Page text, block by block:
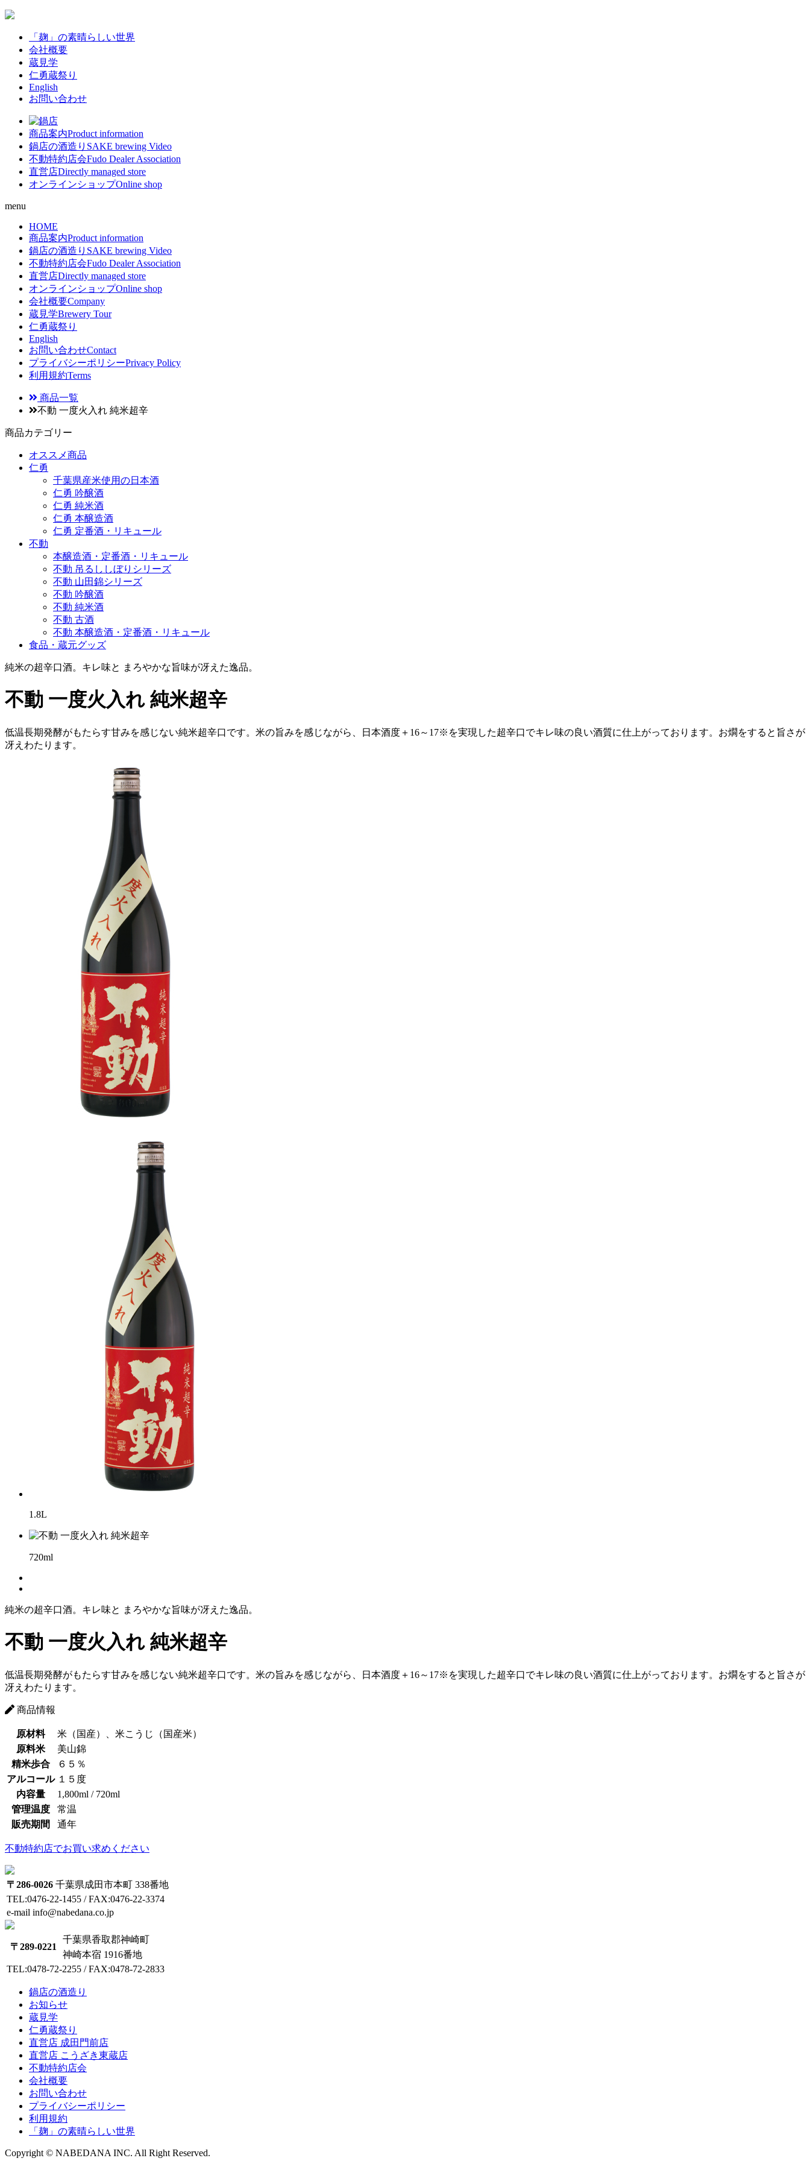
「麹」の素晴らしい世界
会社概要
蔵見学
仁勇蔵祭り
English
お問い合わせ
商品案内Product information
鍋店の酒造り SAKE brewing Video
不動特約店会Fudo Dealer Association
直営店Directly managed store
オンラインショップOnline shop
menu
HOME
商品案内Product information
鍋店の酒造り SAKE brewing Video
不動特約店会Fudo Dealer Association
直営店Directly managed store
オンラインショップOnline shop
会社概要Company
蔵見学Brewery Tour
仁勇蔵祭り
English
お問い合わせContact
プライバシーポリシーPrivacy Policy
利用規約Terms
商品一覧
不動 一度火入れ 純米超辛
商品カテゴリー
オススメ商品
仁勇
千葉県産米使用の日本酒
仁勇 吟醸酒
仁勇 純米酒
仁勇 本醸造酒
仁勇 定番酒・リキュール
不動
本醸造酒・定番酒・リキュール
不動 吊るししぼりシリーズ
不動 山田錦シリーズ
不動 吟醸酒
不動 純米酒
不動 古酒
不動 本醸造酒・定番酒・リキュール
食品・蔵元グッズ
純米の超辛口酒。キレ味と まろやかな旨味が冴えた逸品。
不動 一度火入れ 純米超辛
低温長期発酵がもたらす甘みを感じない純米超辛口です。米の旨みを感じながら、日本酒度＋16～17※を実現した超辛口でキレ味の良い酒質に仕上がっております。お燗をすると旨さが
冴えわたります。
1.8L
720ml
純米の超辛口酒。キレ味と まろやかな旨味が冴えた逸品。
不動 一度火入れ 純米超辛
低温長期発酵がもたらす甘みを感じない純米超辛口です。米の旨みを感じながら、日本酒度＋16～17※を実現した超辛口でキレ味の良い酒質に仕上がっております。お燗をすると旨さが
冴えわたります。
商品情報
原材料
米（国産）、米こうじ（国産米）
原料米
美山錦
精米歩合
６５％
アルコール １５度
内容量
1,800ml / 720ml
管理温度
常温
販売期間
通年
不動特約店でお買い求めください
〒286-0026 千葉県成田市本町 338番地
TEL:0476-22-1455 / FAX:0476-22-3374
e-mail info@nabedana.co.jp
〒289-0221
千葉県香取郡神崎町
神崎本宿 1916番地
TEL:0478-72-2255 / FAX:0478-72-2833
鍋店の酒造り
お知らせ
蔵見学
仁勇蔵祭り
直営店 成田門前店
直営店 こうざき東蔵店
不動特約店会
会社概要
お問い合わせ
プライバシーポリシー
利用規約
「麹」の素晴らしい世界
Copyright © NABEDANA INC. All Right Reserved.